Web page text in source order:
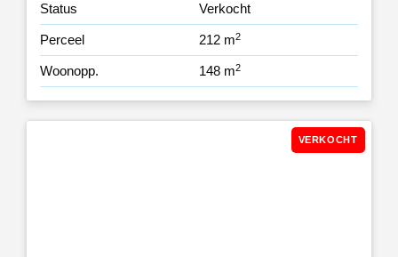
Status Verkocht
Perceel 212 m2
Woonopp. 148 m2
VERKOCHT